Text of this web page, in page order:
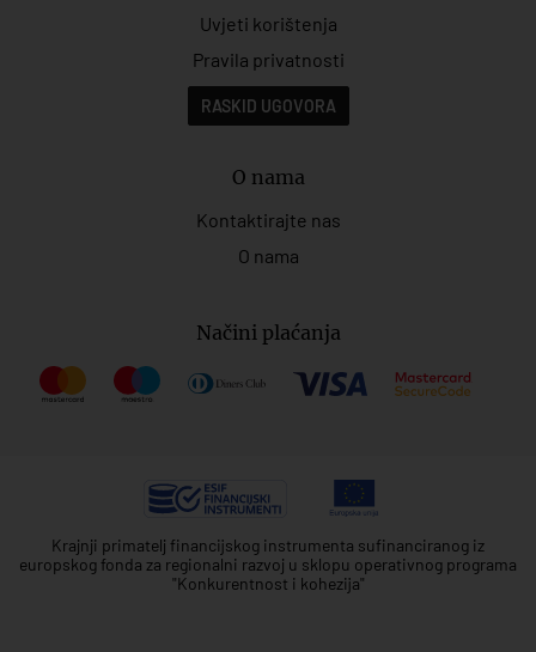
Uvjeti korištenja
Pravila privatnosti
RASKID UGOVORA
O nama
Kontaktirajte nas
O nama
Načini plaćanja
Krajnji primatelj financijskog instrumenta sufinanciranog iz
europskog fonda za regionalni razvoj u sklopu operativnog programa
"Konkurentnost i kohezija"